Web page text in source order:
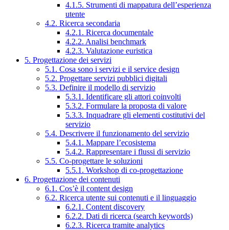
4.1.5. Strumenti di mappatura dell’esperienza
utente
4.2. Ricerca secondaria
4.2.1. Ricerca documentale
4.2.2. Analisi benchmark
4.2.3. Valutazione euristica
5. Progettazione dei servizi
5.1. Cosa sono i servizi e il service design
5.2. Progettare servizi pubblici digitali
5.3. Definire il modello di servizio
5.3.1. Identificare gli attori coinvolti
5.3.2. Formulare la proposta di valore
5.3.3. Inquadrare gli elementi costitutivi del
servizio
5.4. Descrivere il funzionamento del servizio
5.4.1. Mappare l’ecosistema
5.4.2. Rappresentare i flussi di servizio
5.5. Co-progettare le soluzioni
5.5.1. Workshop di co-progettazione
6. Progettazione dei contenuti
6.1. Cos’è il content design
6.2. Ricerca utente sui contenuti e il linguaggio
6.2.1. Content discovery
6.2.2. Dati di ricerca (search keywords)
6.2.3. Ricerca tramite analytics